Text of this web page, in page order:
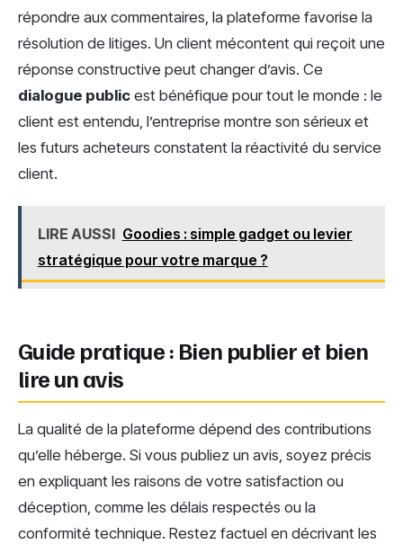
répondre aux commentaires, la plateforme favorise la
résolution de litiges. Un client mécontent qui reçoit une
réponse constructive peut changer d’avis. Ce
dialogue public est bénéfique pour tout le monde : le
client est entendu, l’entreprise montre son sérieux et
les futurs acheteurs constatent la réactivité du service
client.
LIRE AUSSI Goodies : simple gadget ou levier
stratégique pour votre marque ?
Guide pratique : Bien publier et bien
lire un avis
La qualité de la plateforme dépend des contributions
qu’elle héberge. Si vous publiez un avis, soyez précis
en expliquant les raisons de votre satisfaction ou
déception, comme les délais respectés ou la
conformité technique. Restez factuel en décrivant les